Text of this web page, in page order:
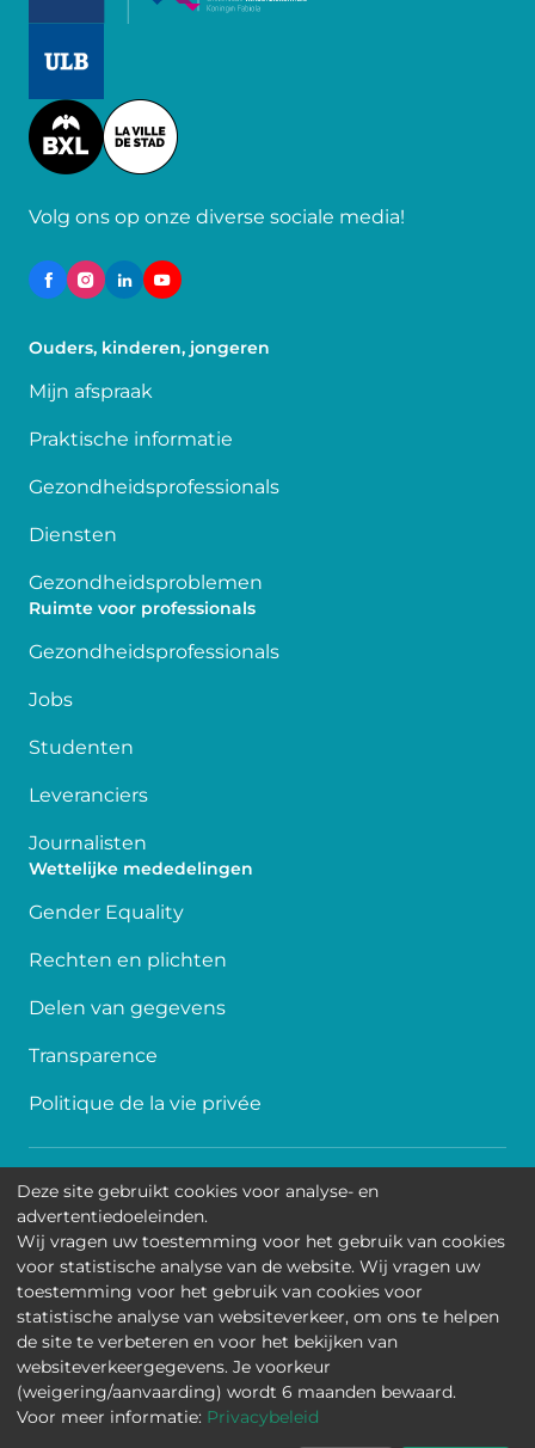
Image
Volg ons op onze diverse sociale media!
Ouders, kinderen, jongeren
Mijn afspraak
Praktische informatie
Gezondheidsprofessionals
Diensten
Gezondheidsproblemen
Ruimte voor professionals
Gezondheidsprofessionals
Jobs
Studenten
Leveranciers
Journalisten
Wettelijke mededelingen
Gender Equality
Rechten en plichten
Delen van gegevens
Transparence
Politique de la vie privée
Toegankelijkheid
Contact
Cookies
Wettelijke mededelingen
Universitair Kinderziekenhuis Koningin Fabiola • Jean-
Joseph Crocqlaan 15 - 1020 Brussel
Deze site gebruikt cookies voor analyse- en
advertentiedoeleinden.
Wij vragen uw toestemming voor het gebruik van cookies
voor statistische analyse van de website. Wij vragen uw
toestemming voor het gebruik van cookies voor
statistische analyse van websiteverkeer, om ons te helpen
de site te verbeteren en voor het bekijken van
websiteverkeergegevens. Je voorkeur
(weigering/aanvaarding) wordt 6 maanden bewaard.
Voor meer informatie: Privacybeleid